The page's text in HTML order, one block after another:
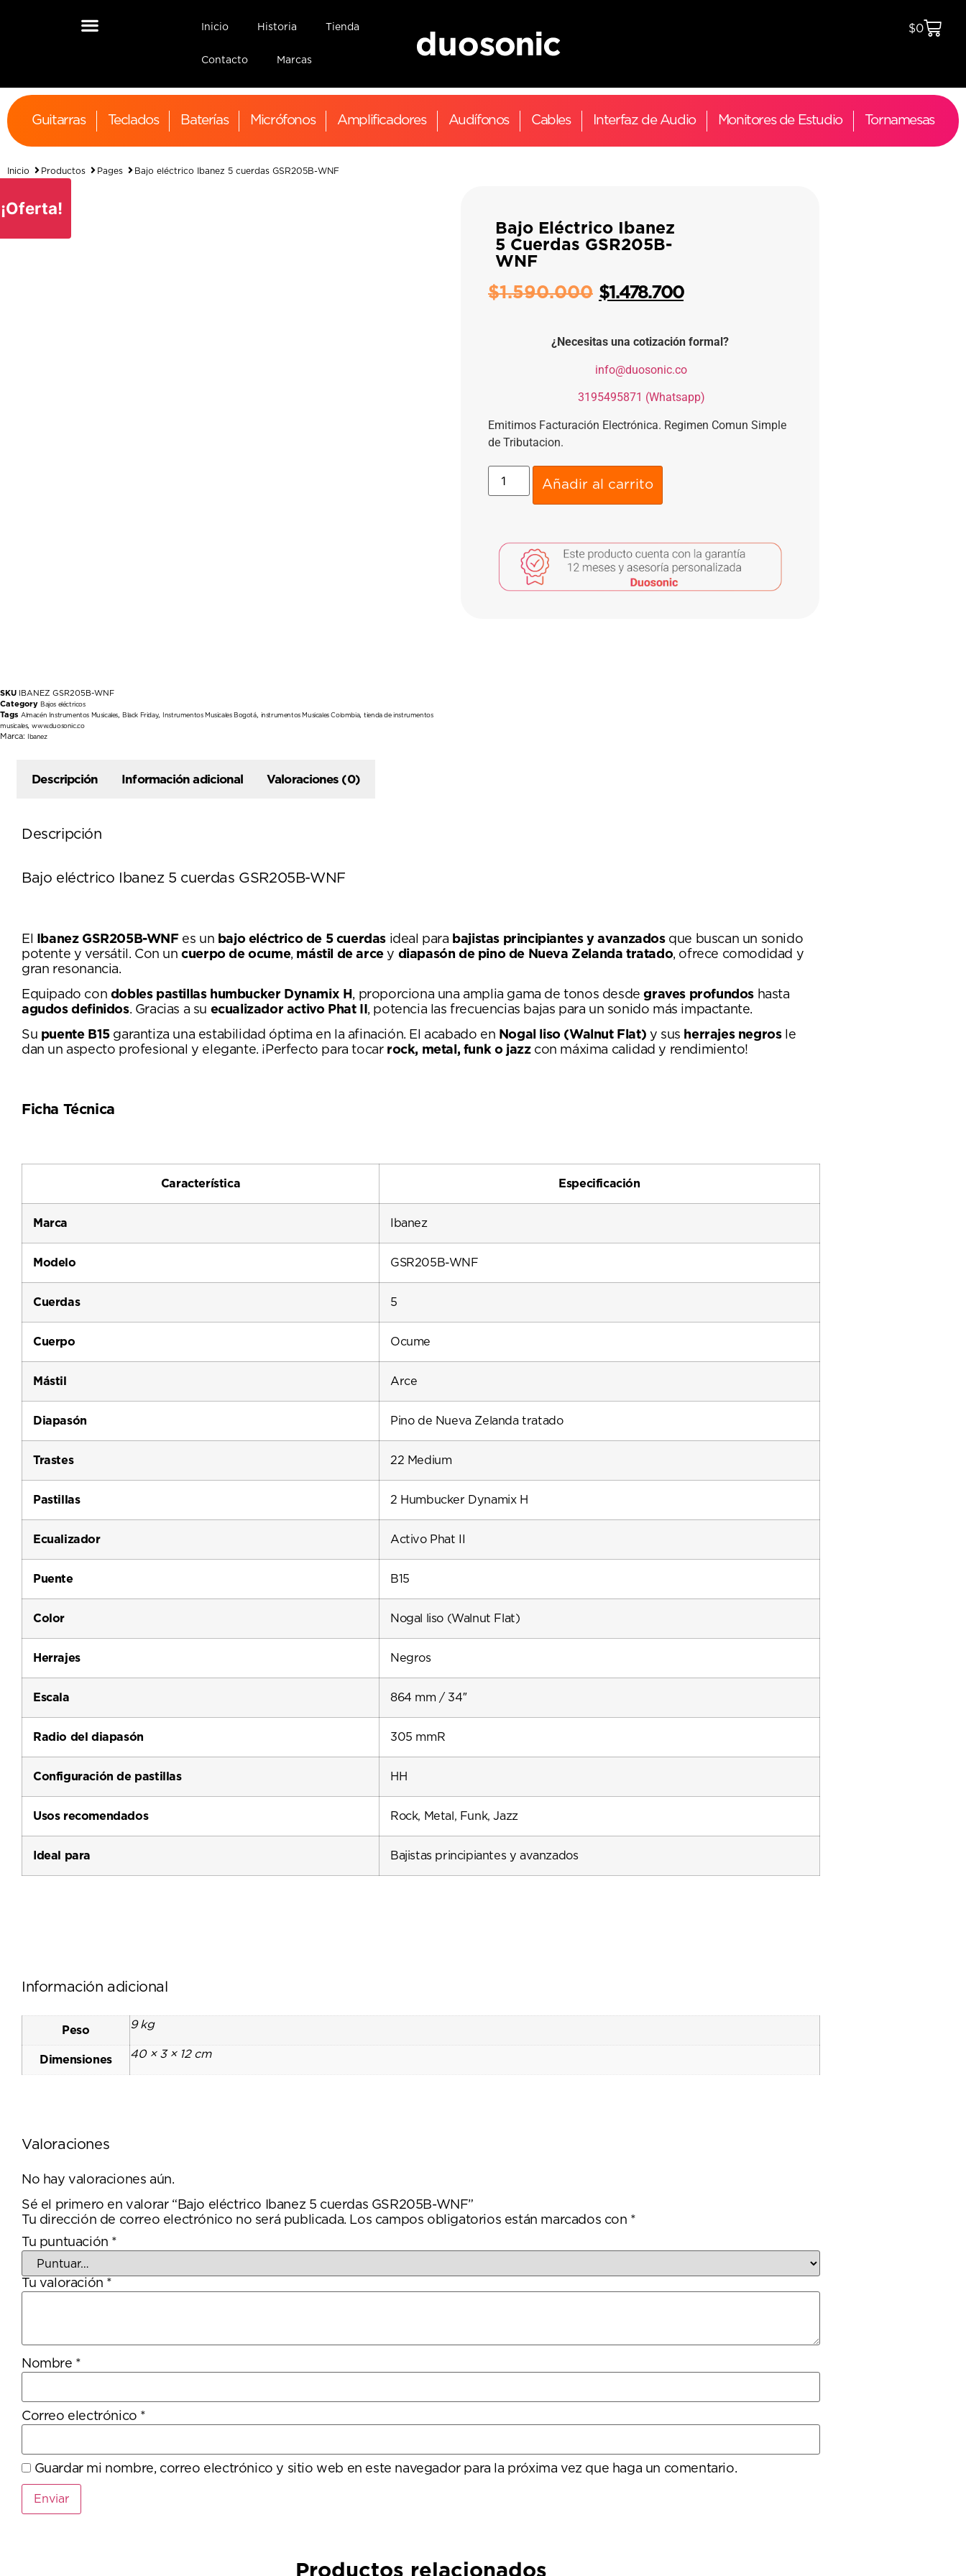
Inicio Historia Tienda
Contacto Marcas
$0
Guitarras Teclados Baterías Micrófonos Amplificadores Audífonos Cables Interfaz de Audio Monitores de Estudio Tornamesas
Inicio Productos Pages Bajo eléctrico Ibanez 5 cuerdas GSR205B-WNF
¡Oferta!
SKU
IBANEZ GSR205B-WNF
Category Bajos eléctricos
Tags Almacén Instrumentos Musicales, Black Friday, Instrumentos Musicales Bogotá, instrumentos Musicales Colombia,tienda de instrumentos
musicales,www.duosonic.co
Marca: Ibanez
Bajo Eléctrico Ibanez
5 Cuerdas GSR205B-
WNF
$1.590.000 $1.478.700
¿Necesitas una cotización formal?
info@duosonic.co
3195495871 (Whatsapp)
Emitimos Facturación Electrónica. Regimen Comun Simple
de Tributacion.
Añadir al carrito
Descripción Información adicional Valoraciones (0)
Descripción
Bajo eléctrico Ibanez 5 cuerdas GSR205B-WNF
El Ibanez GSR205B-WNF es un bajo eléctrico de 5 cuerdas ideal para bajistas principiantes y avanzadosque buscan un sonido
potente y versátil. Con uncuerpo de ocume, mástil de arcey diapasón de pino de Nueva Zelanda tratado, ofrece comodidad y
gran resonancia.
Equipado con dobles pastillas humbucker Dynamix H , proporciona una amplia gama de tonos desdegraves profundos hasta
agudos definidos. Gracias a su ecualizador activo Phat II , potencia las frecuencias bajas para un sonido más impactante.
Su puente B15garantiza una estabilidad óptima en la afinación. El acabado en Nogal liso (Walnut Flat) y sus herrajes negrosle
dan un aspecto profesional y elegante. ¡Perfecto para tocar rock, metal, funk o jazzcon máxima calidad y rendimiento!
Ficha Técnica
Característica Especificación
Marca Ibanez
Modelo GSR205B-WNF
Cuerdas 5
Cuerpo Ocume
Mástil Arce
Diapasón Pino de Nueva Zelanda tratado
Trastes 22 Medium
Pastillas 2 Humbucker Dynamix H
Ecualizador Activo Phat II
Puente B15
Color Nogal liso (Walnut Flat)
Herrajes Negros
Escala 864 mm / 34″
Radio del diapasón 305 mmR
Configuración de pastillas HH
Usos recomendados Rock, Metal, Funk, Jazz
Ideal para Bajistas principiantes y avanzados
Información adicional
Peso 9 kg
Dimensiones 40 × 3 × 12 cm
Valoraciones
No hay valoraciones aún.
Sé el primero en valorar “Bajo eléctrico Ibanez 5 cuerdas GSR205B-WNF”
Tu dirección de correo electrónico no será publicada. Los campos obligatorios están marcados con *
Tu puntuación *
Tu valoración *
Nombre *
Correo electrónico *
Guardar mi nombre, correo electrónico y sitio web en este navegador para la próxima vez que haga un comentario.
Productos relacionados